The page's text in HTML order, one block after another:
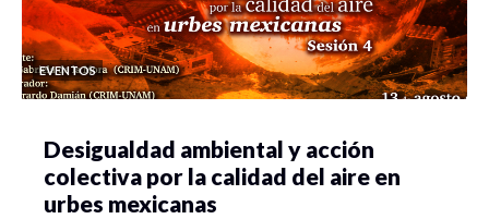
EVENTOS
Desigualdad ambiental y acción
colectiva por la calidad del aire en
urbes mexicanas